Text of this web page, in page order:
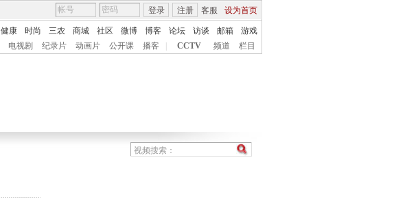
客服 设为首页
登录 注册
健康 时尚 三农 商城 社区 微博 博客 论坛 访谈 邮箱
游戏
电视剧 纪录片 动画片 公开课 播客 CCTV 频道 栏目